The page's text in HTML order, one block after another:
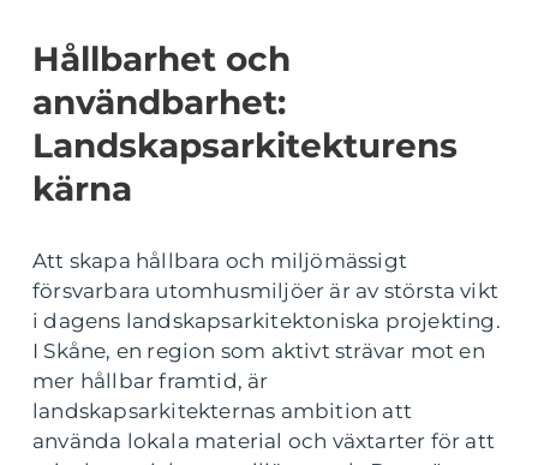
Hållbarhet och
användbarhet:
Landskapsarkitekturens
kärna
Att skapa hållbara och miljömässigt
försvarbara utomhusmiljöer är av största vikt
i dagens landskapsarkitektoniska projekting.
I Skåne, en region som aktivt strävar mot en
mer hållbar framtid, är
landskapsarkitekternas ambition att
använda lokala material och växtarter för att